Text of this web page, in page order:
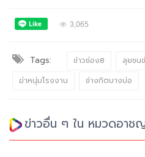
3,065
Tags: ข่าวช่อง8 ลุยชน
ฆ่าหนุ่มโรงงาน
ช่างกิตบางบ่อ
ข่าวอื่น ๆ ใน หมวดอาช